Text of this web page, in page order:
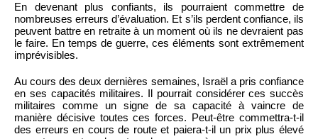
En devenant plus confiants, ils pourraient commettre de
nombreuses erreurs d’évaluation. Et s’ils perdent confiance, ils
peuvent battre en retraite à un moment où ils ne devraient pas
le faire. En temps de guerre, ces éléments sont extrêmement
imprévisibles.
Au cours des deux dernières semaines, Israël a pris confiance
en ses capacités militaires. Il pourrait considérer ces succès
militaires comme un signe de sa capacité à vaincre de
manière décisive toutes ces forces. Peut-être commettra-t-il
des erreurs en cours de route et paiera-t-il un prix plus élevé